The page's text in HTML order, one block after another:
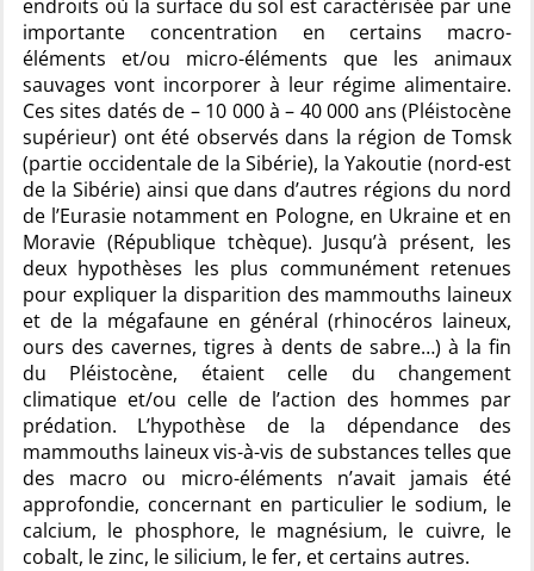
endroits où la surface du sol est caractérisée par une
importante concentration en certains macro-
éléments et/ou micro-éléments que les animaux
sauvages vont incorporer à leur régime alimentaire.
Ces sites datés de – 10 000 à – 40 000 ans (Pléistocène
supérieur) ont été observés dans la région de Tomsk
(partie occidentale de la Sibérie), la Yakoutie (nord-est
de la Sibérie) ainsi que dans d’autres régions du nord
de l’Eurasie notamment en Pologne, en Ukraine et en
Moravie (République tchèque). Jusqu’à présent, les
deux hypothèses les plus communément retenues
pour expliquer la disparition des mammouths laineux
et de la mégafaune en général (rhinocéros laineux,
ours des cavernes, tigres à dents de sabre…) à la fin
du Pléistocène, étaient celle du changement
climatique et/ou celle de l’action des hommes par
prédation. L’hypothèse de la dépendance des
mammouths laineux vis-à-vis de substances telles que
des macro ou micro-éléments n’avait jamais été
approfondie, concernant en particulier le sodium, le
calcium, le phosphore, le magnésium, le cuivre, le
cobalt, le zinc, le silicium, le fer, et certains autres.